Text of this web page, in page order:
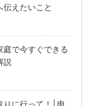
伝えたいこと
庭で今すぐできる
説